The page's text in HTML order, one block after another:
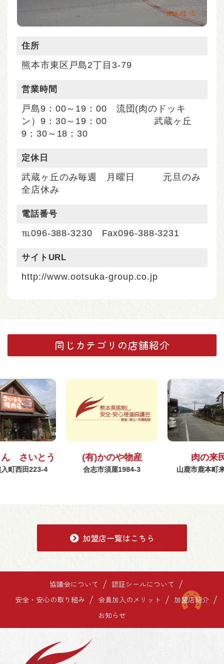
住所
熊本市東区戸島2丁目3-79
営業時間
戸島9：00～19：00 流団(肉のドッキ
ン）9：30～19：00 武蔵ヶ丘
9：30～18：30
定休⽇
武蔵ヶ丘のみ毎週 月曜日 元旦のみ
全店休み
電話番号
℡096-388-3230 Fax096-388-3231
サイトURL
http://www.ootsuka-group.co.jp
同じカテゴリの店舗紹介
ん さいとう
町西田223-4
(有)かのや物産
合志市須屋1984-3
肉の来
山鹿市鹿本町
加盟店一覧はこちら
協議会について
認証シールについて
安全・安心の取り組み
会員加入のメリット
加盟店紹介
お知らせ